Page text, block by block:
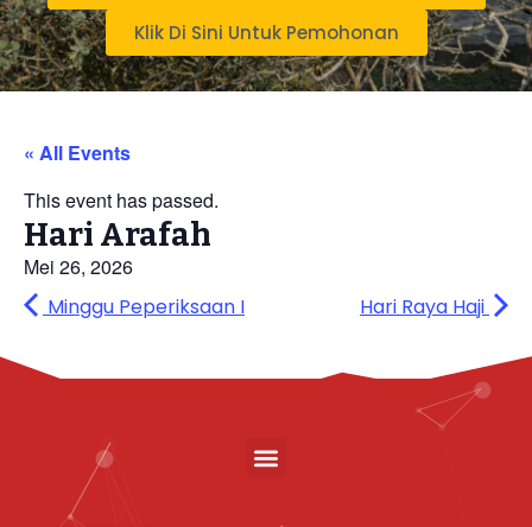
Klik Di Sini Untuk Pemohonan
« All Events
This event has passed.
Hari Arafah
Mei 26, 2026
Minggu Peperiksaan I
Hari Raya Haji